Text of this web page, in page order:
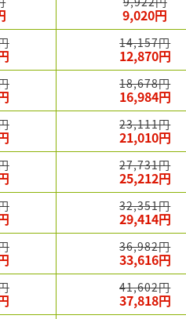
9,020円
14,157円
12,870円
18,678円
16,984円
23,111円
21,010円
27,731円
25,212円
32,351円
29,414円
36,982円
33,616円
41,602円
37,818円